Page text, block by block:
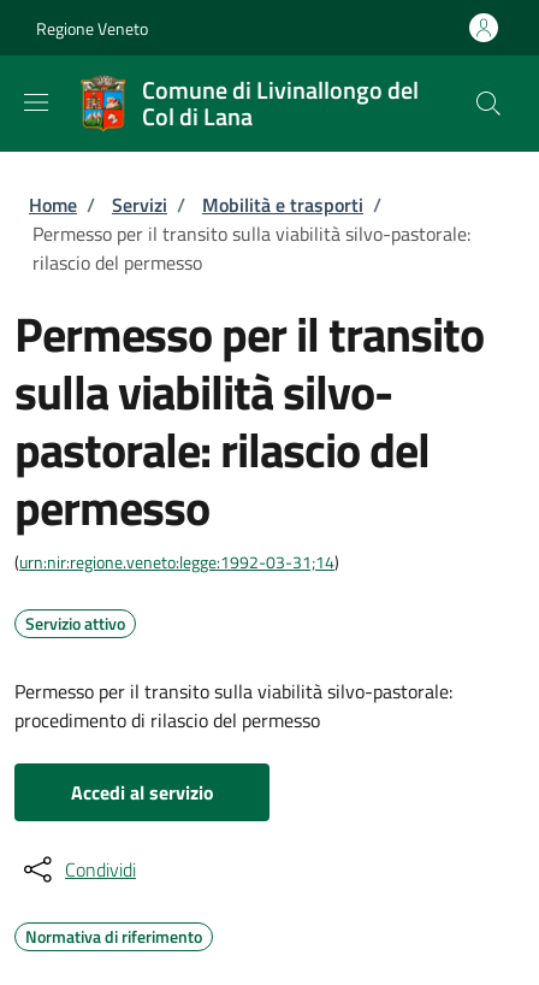
Regione Veneto
Comune di Livinallongo del
Col di Lana
Briciole di pane
Home / Servizi / Mobilità e trasporti /
Permesso per il transito sulla viabilità silvo-pastorale:
rilascio del permesso
Permesso per il transito
sulla viabilità silvo-
pastorale: rilascio del
permesso
(urn:nir:regione.veneto:legge:1992-03-31;14)
Servizio attivo
Permesso per il transito sulla viabilità silvo-pastorale:
procedimento di rilascio del permesso
Accedi al servizio
Condividi
Normativa di riferimento